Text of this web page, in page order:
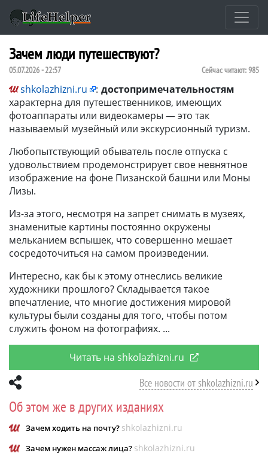
Зачем люди путешествуют?
05.07.2026 - 22:57 Сейчас читают:985
shkolazhizni.ru : достопримечательностям
характерна для путешественников, имеющих
фотоаппараты или видеокамеры — это так
называемый музейный или экскурсионный туризм.
Любопытствующий обыватель после отпуска с
удовольствием продемонстрирует свое невнятное
изображение на фоне Пизанской башни или Моны
Лизы.
Из-за этого, несмотря на запрет снимать в музеях,
знаменитые картины постоянно окружены
мельканием вспышек, что совершенно мешает
сосредоточиться на самом произведении.
Интересно, как бы к этому отнеслись великие
художники прошлого? Складывается такое
впечатление, что многие достижения мировой
культуры были созданы для того, чтобы потом
служить фоном на фотографиях.
Читать на shkolazhizni.ru
Все новости от shkolazhizni.ru
Об этом же в других изданиях
Зачем ходить на почту? shkolazhizni.ru
Зачем нужен массаж лица? shkolazhizni.ru